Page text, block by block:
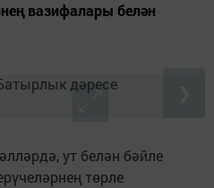
вазифалары белән
ут белән бәйле
төрле